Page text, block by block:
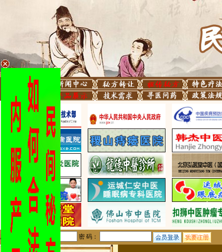
用户名： 密 码：